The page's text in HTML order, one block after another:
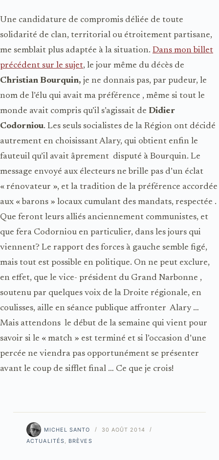
Une candidature de compromis déliée de toute
solidarité de clan, territorial ou étroitement partisane,
me semblait plus adaptée à la situation. Dans mon billet
précédent sur le sujet, le jour même du décès de
Christian Bourquin, je ne donnais pas, par pudeur, le
nom de l’élu qui avait ma préférence , même si tout le
monde avait compris qu’il s’agissait de Didier
Codorniou. Les seuls socialistes de la Région ont décidé
autrement en choisissant Alary, qui obtient enfin le
fauteuil qu’il avait âprement disputé à Bourquin. Le
message envoyé aux électeurs ne brille pas d’un éclat
« rénovateur », et la tradition de la préférence accordée
aux « barons » locaux cumulant des mandats, respectée .
Que feront leurs alliés anciennement communistes, et
que fera Codorniou en particulier, dans les jours qui
viennent? Le rapport des forces à gauche semble figé,
mais tout est possible en politique. On ne peut exclure,
en effet, que le vice- président du Grand Narbonne ,
soutenu par quelques voix de la Droite régionale, en
coulisses, aille en séance publique affronter Alary …
Mais attendons le début de la semaine qui vient pour
savoir si le « match » est terminé et si l’occasion d’une
percée ne viendra pas opportunément se présenter
avant le coup de sifflet final … Ce que je crois!
MICHEL SANTO
30 AOÛT 2014
ACTUALITÉS, BRÈVES